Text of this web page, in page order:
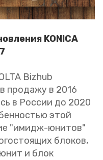
KONICA
Bizhub
продажу в 2016
в России до 2020
этой
"имидж-юнитов"
блоков,
и блок